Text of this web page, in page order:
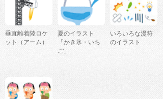
垂直離着陸ロケ
ット（アーム）
夏のイラスト
「かき氷・いち
ご」
いろいろな漫符
のイラスト